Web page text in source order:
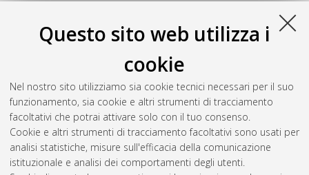
Questo sito web utilizza i
cookie
Nel nostro sito utilizziamo sia cookie tecnici necessari per il suo
funzionamento, sia cookie e altri strumenti di tracciamento
facoltativi che potrai attivare solo con il tuo consenso.
Cookie e altri strumenti di tracciamento facoltativi sono usati per
analisi statistiche, misure sull'efficacia della comunicazione
istituzionale e analisi dei comportamenti degli utenti.
Laurea
Studio e sperimentazione di missioni
inerziali e satellitari.[Laurea], Università di Bologna, Corso di
Studio inIngegneria aerospaziale [L-DM270] - Forli',
Documento ad accesso riservato.
Questa lista e' stata generata ilSun Aug 9 09:15:13 2026